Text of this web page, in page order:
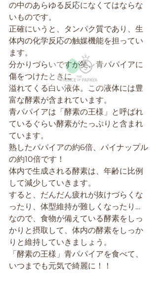
の中のあらゆる反応になくてはならな
いものです。
正確にいうと、タンパク質であり、生
体内の化学反応の触媒機能を担ってい
ます。
分かりづらいですが笑、青パパイアに
傷をつけたときに
溢れてくる白い液体。この液体には豊
富な酵素が含まれています。
青パパイアは「酵素の王様」と呼ばれ
ているぐらい酵素がたっぷりと含まれ
ています。
熟したパパイアの約6倍、パイナップル
の約10倍です！
体内で生成される酵素は、年齢に比例
して減少していきます。
すると、だんだん疲れが抜けづらくな
ったり、体型維持が難しくなったり…
なので、食物が備えている酵素をしっ
かりと摂取して、体内の酵素をしっか
りと維持していきましょう。
「酵素の王様」青パパイアを食べて、
いつまでも元気で綺麗に！！